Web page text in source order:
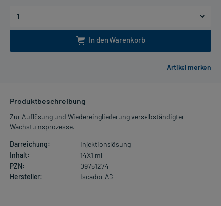
In den Warenkorb
Produktbeschreibung
Zur Auflösung und Wiedereingliederung verselbständigter
Wachstumsprozesse.
Darreichung:
Injektionslösung
Inhalt:
14X1 ml
PZN:
09751274
Hersteller:
Iscador AG